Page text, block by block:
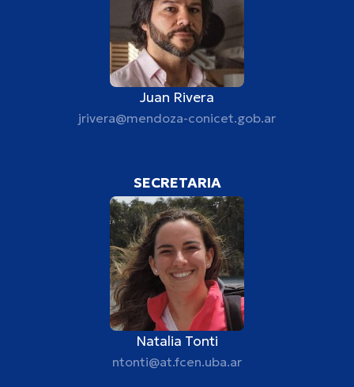
Juan Rivera
jrivera@mendoza-conicet.gob.ar
SECRETARIA
Natalia Tonti
ntonti@at.fcen.uba.ar